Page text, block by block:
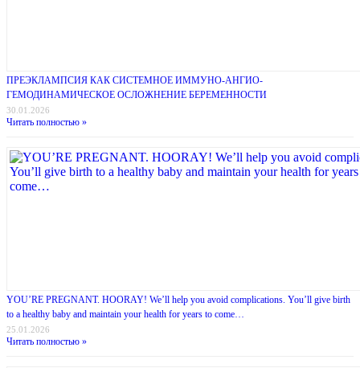
ПРЕЭКЛАМПСИЯ КАК СИСТЕМНОЕ ИММУНО-АНГИО-
ГЕМОДИНАМИЧЕСКОЕ ОСЛОЖНЕНИЕ БЕРЕМЕННОСТИ
30.01.2026
Читать полностью »
YOU’RE PREGNANT. HOORAY! We’ll help you avoid complications. You’ll give birth
to a healthy baby and maintain your health for years to come…
25.01.2026
Читать полностью »